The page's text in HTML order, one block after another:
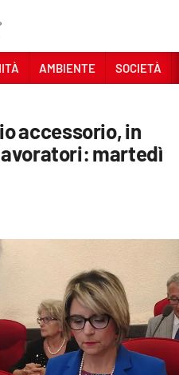
AMBIENTE SOCIETÀ
accessorio, in
martedì